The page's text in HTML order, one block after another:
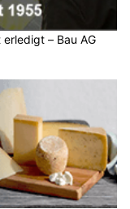
– Bau AG